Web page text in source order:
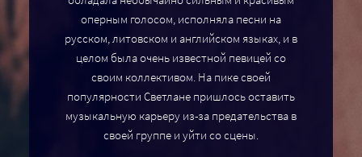
оперным голосом, исполняла песни на
русском, литовском и английском языках, и в
целом была очень известной певицей со
своим коллективом. На пике своей
популярности Светлане пришлось оставить
музыкальную карьеру из-за предательства в
своей группе и уйти со сцены.